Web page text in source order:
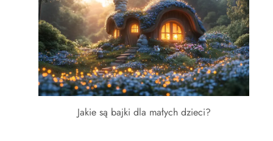
Jakie są bajki dla małych dzieci?